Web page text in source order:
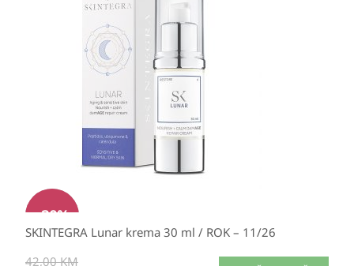
-30%
SKINTEGRA Lunar krema 30 ml / ROK – 11/26
42,00KM
42,00 KM.